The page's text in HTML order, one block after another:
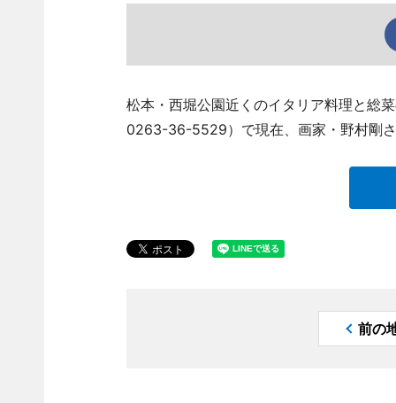
松本・西堀公園近くのイタリア料理と総
0263-36-5529）で現在、画家・野村剛
前の